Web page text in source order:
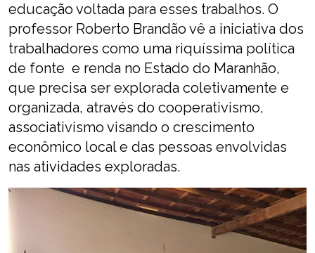
educação voltada para esses trabalhos. O
professor Roberto Brandão vê a iniciativa dos
trabalhadores como uma riquíssima política
de fonte e renda no Estado do Maranhão,
que precisa ser explorada coletivamente e
organizada, através do cooperativismo,
associativismo visando o crescimento
econômico local e das pessoas envolvidas
nas atividades exploradas.